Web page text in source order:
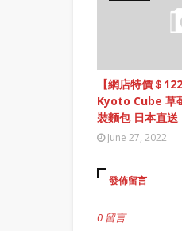
【網店特價＄
Kyoto Cube 草
裝麵包 日本直送
June 27, 2022
發佈留言
0 留言